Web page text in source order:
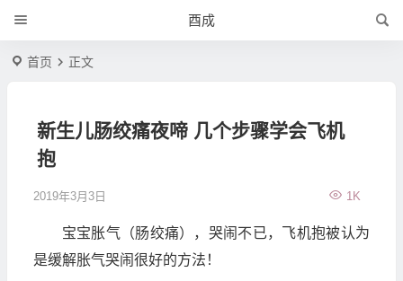
酉成
首页 正文
新生儿肠绞痛夜啼 几个步骤学会飞机
抱
2019年3月3日 1K
宝宝胀气（肠绞痛），哭闹不已，飞机抱被认为
是缓解胀气哭闹很好的方法！